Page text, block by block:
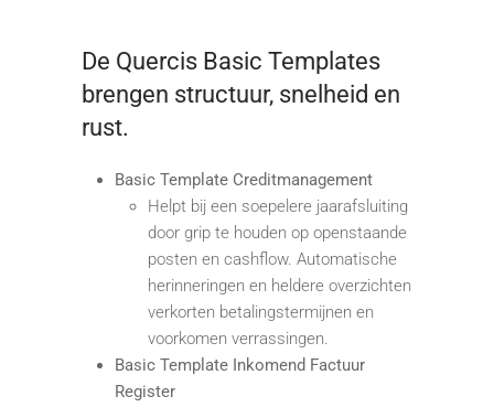
De Quercis Basic Templates
brengen structuur, snelheid en
rust.
Basic Template Creditmanagement
Helpt bij een soepelere jaarafsluiting
door grip te houden op openstaande
posten en cashflow. Automatische
herinneringen en heldere overzichten
verkorten betalingstermijnen en
voorkomen verrassingen.
Basic Template Inkomend Factuur
Register